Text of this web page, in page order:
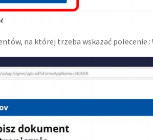
na której trzeba wskazać polecenie :